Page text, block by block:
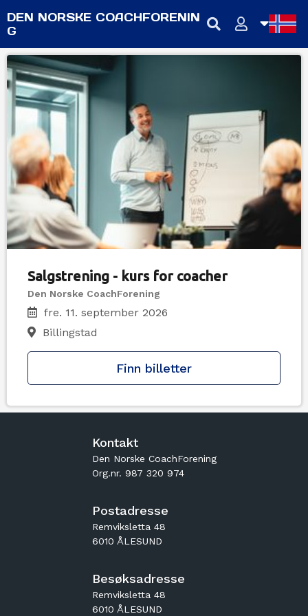
DEN NORSKE COACHFORENIN
G
NB
EN
Salgstrening - kurs for coacher
Den Norske CoachForening
fre. 11. september 2026
Billingstad
Finn billetter
Kontakt
Den Norske CoachForening
Org.nr. 987 320 974
Postadresse
Remviksletta 48
6010 ÅLESUND
Besøksadresse
Remviksletta 48
6010 ÅLESUND